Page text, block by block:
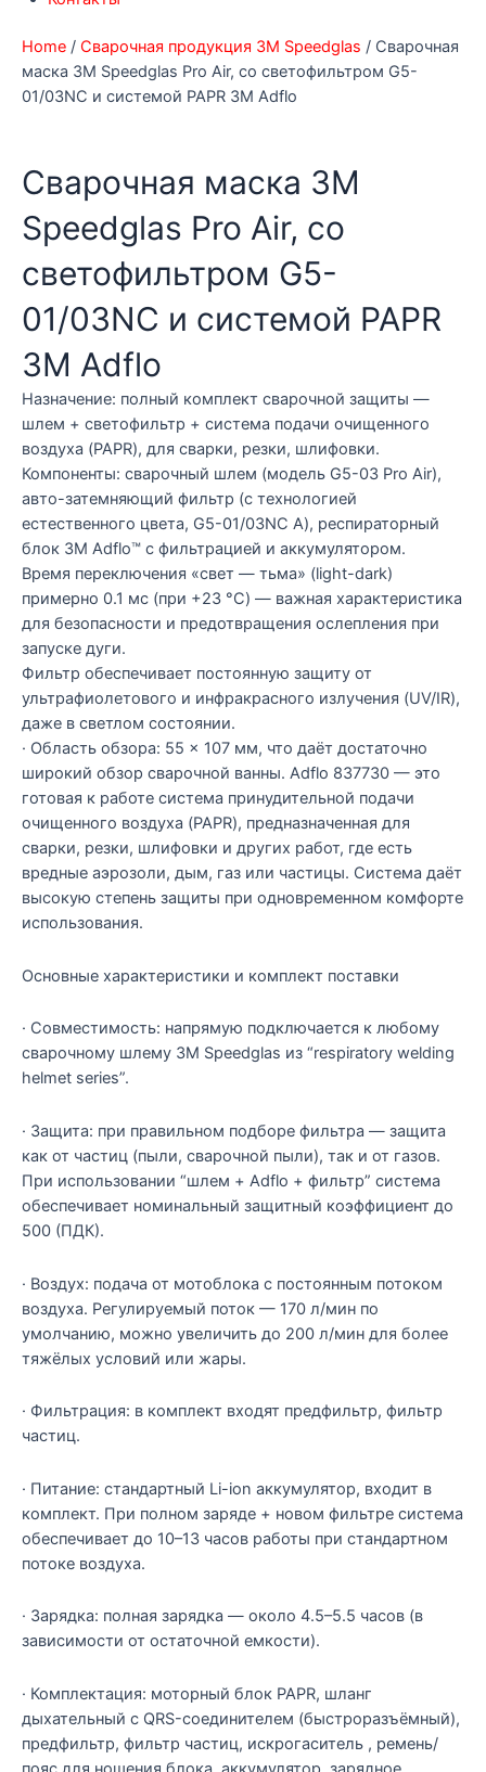
Home / Сварочная продукция 3М Speedglas / Сварочная
маска 3M Speedglas Pro Air, со светофильтром G5-
01/03NC и системой PAPR 3M Adflo
Сварочная маска 3M
Speedglas Pro Air, со
светофильтром G5-
01/03NC и системой PAPR
3M Adflo
Назначение: полный комплект сварочной защиты —
шлем + светофильтр + система подачи очищенного
воздуха (PAPR), для сварки, резки, шлифовки.
Компоненты: сварочный шлем (модель G5-03 Pro Air),
авто-затемняющий фильтр (с технологией
естественного цвета, G5-01/03NC A), респираторный
блок 3M Adflo™ с фильтрацией и аккумулятором.
Время переключения «свет — тьма» (light-dark)
примерно 0.1 мс (при +23 °C) — важная характеристика
для безопасности и предотвращения ослепления при
запуске дуги.
Фильтр обеспечивает постоянную защиту от
ультрафиолетового и инфракрасного излучения (UV/IR),
даже в светлом состоянии.
· Область обзора: 55 × 107 мм, что даёт достаточно
широкий обзор сварочной ванны. Adflo 837730 — это
готовая к работе система принудительной подачи
очищенного воздуха (PAPR), предназначенная для
сварки, резки, шлифовки и других работ, где есть
вредные аэрозоли, дым, газ или частицы. Система даёт
высокую степень защиты при одновременном комфорте
использования.
Основные характеристики и комплект поставки
· Совместимость: напрямую подключается к любому
сварочному шлему 3M Speedglas из “respiratory welding
helmet series”.
· Защита: при правильном подборе фильтра — защита
как от частиц (пыли, сварочной пыли), так и от газов.
При использовании “шлем + Adflo + фильтр” система
обеспечивает номинальный защитный коэффициент до
500 (ПДК).
· Воздух: подача от мотоблока с постоянным потоком
воздуха. Регулируемый поток — 170 л/мин по
умолчанию, можно увеличить до 200 л/мин для более
тяжёлых условий или жары.
· Фильтрация: в комплект входят предфильтр, фильтр
частиц.
· Питание: стандартный Li-ion аккумулятор, входит в
комплект. При полном заряде + новом фильтре система
обеспечивает до 10–13 часов работы при стандартном
потоке воздуха.
· Зарядка: полная зарядка — около 4.5–5.5 часов (в
зависимости от остаточной емкости).
· Комплектация: моторный блок PAPR, шланг
дыхательный с QRS-соединителем (быстроразъёмный),
предфильтр, фильтр частиц, искрогаситель , ремень/